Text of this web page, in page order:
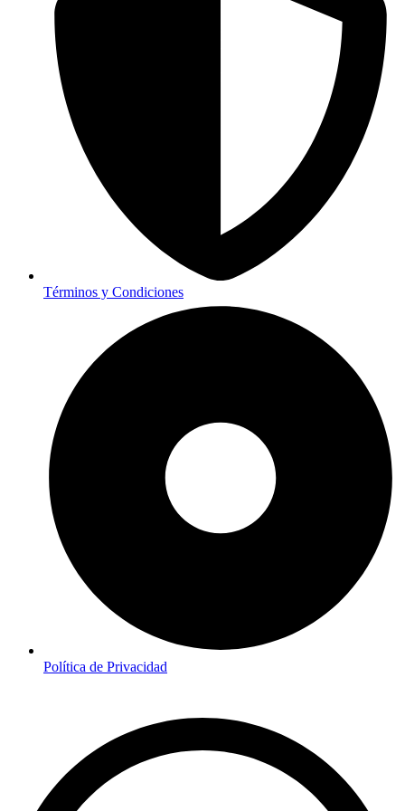
Términos y Condiciones
Política de Privacidad